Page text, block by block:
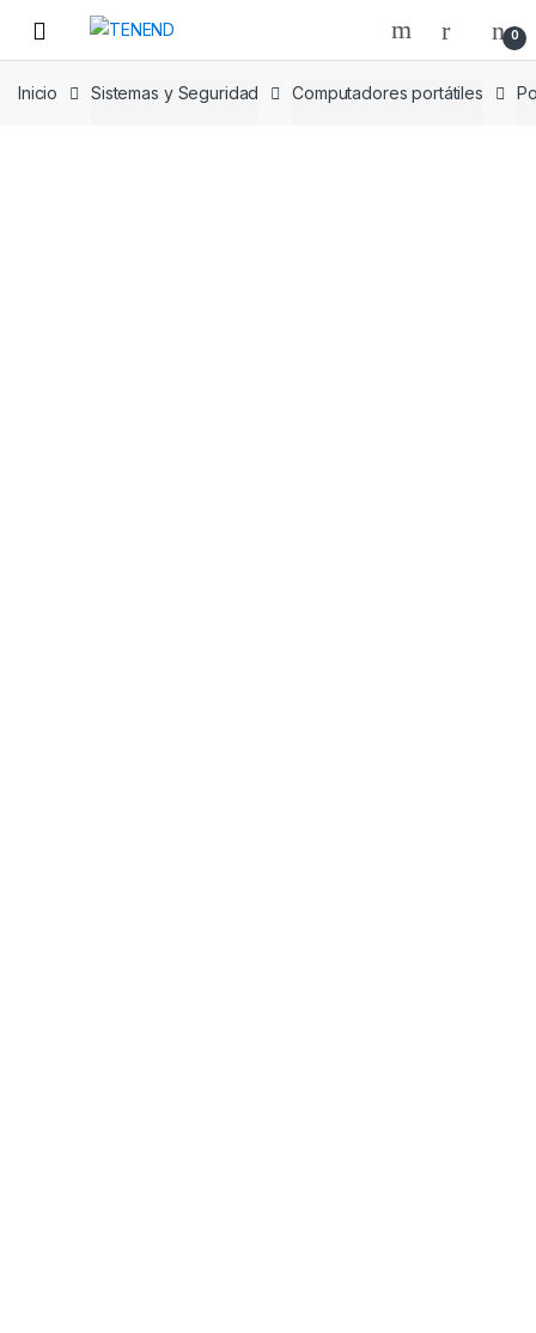
navigation
content
0
Inicio Sistemas y Seguridad Computadores portátiles